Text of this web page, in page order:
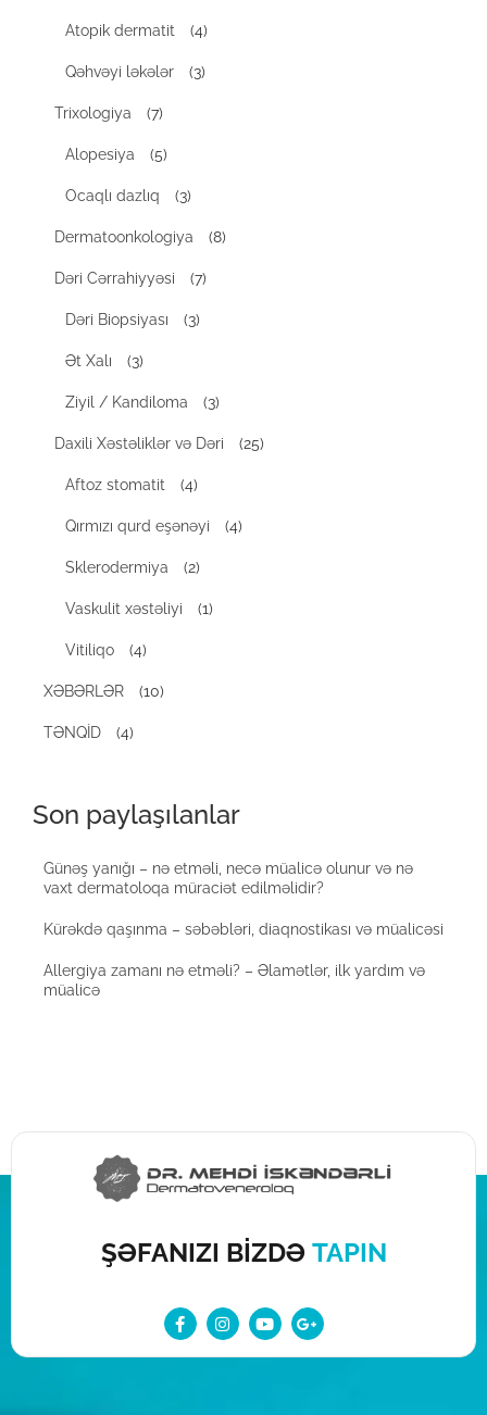
Atopik dermatit (4)
Qəhvəyi ləkələr (3)
Trixologiya (7)
Alopesiya (5)
Ocaqlı dazlıq (3)
Dermatoonkologiya (8)
Dəri Cərrahiyyəsi (7)
Dəri Biopsiyası (3)
Ət Xalı (3)
Ziyil / Kandiloma (3)
Daxili Xəstəliklər və Dəri (25)
Aftoz stomatit (4)
Qırmızı qurd eşənəyi (4)
Sklerodermiya (2)
Vaskulit xəstəliyi (1)
Vitiliqo (4)
XƏBƏRLƏR (10)
TƏNQİD (4)
Son paylaşılanlar
Günəş yanığı – nə etməli, necə müalicə olunur və nə
vaxt dermatoloqa müraciət edilməlidir?
Kürəkdə qaşınma – səbəbləri, diaqnostikası və müalicəsi
Allergiya zamanı nə etməli? – Əlamətlər, ilk yardım və
müalicə
ŞƏFANIZI BİZDƏ TAPIN